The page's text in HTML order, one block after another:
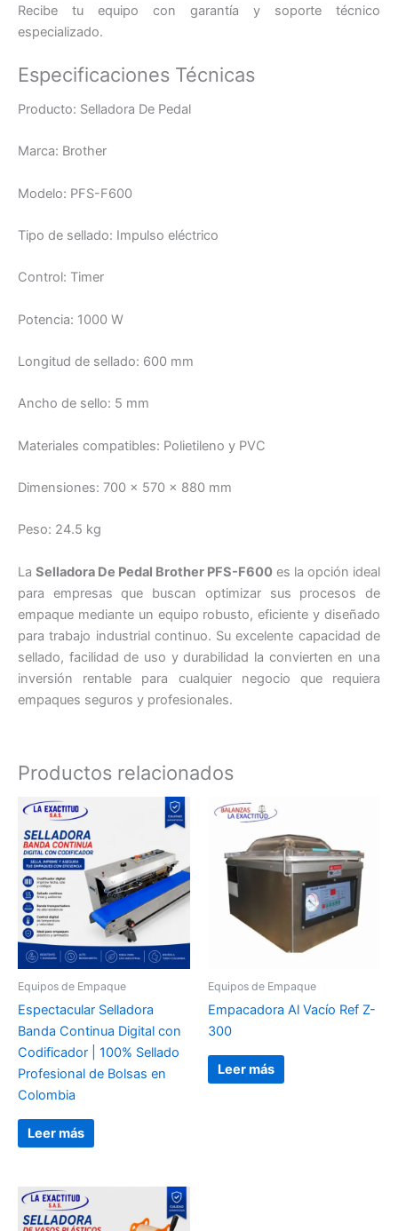
Recibe tu equipo con garantía y soporte técnico
especializado.
Especificaciones Técnicas
Producto: Selladora De Pedal
Marca: Brother
Modelo: PFS-F600
Tipo de sellado: Impulso eléctrico
Control: Timer
Potencia: 1000 W
Longitud de sellado: 600 mm
Ancho de sello: 5 mm
Materiales compatibles: Polietileno y PVC
Dimensiones: 700 x 570 x 880 mm
Peso: 24.5 kg
La Selladora De Pedal Brother PFS-F600 es la opción ideal
para empresas que buscan optimizar sus procesos de
empaque mediante un equipo robusto, eficiente y diseñado
para trabajo industrial continuo. Su excelente capacidad de
sellado, facilidad de uso y durabilidad la convierten en una
inversión rentable para cualquier negocio que requiera
empaques seguros y profesionales.
Productos relacionados
Equipos de Empaque
Espectacular Selladora
Banda Continua Digital con
Codificador | 100% Sellado
Profesional de Bolsas en
Colombia
Leer más
Equipos de Empaque
Empacadora Al Vacío Ref Z-
300
Leer más